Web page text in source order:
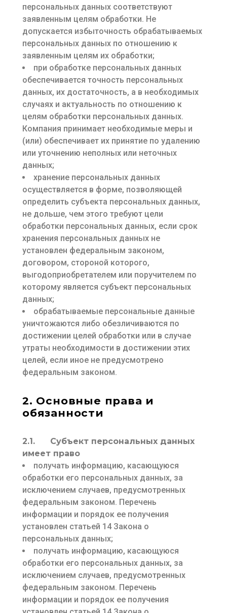
персональных данных соответствуют
заявленным целям обработки. Не
допускается избыточность обрабатываемых
персональных данных по отношению к
заявленным целям их обработки;
при обработке персональных данных
обеспечивается точность персональных
данных, их достаточность, а в необходимых
случаях и актуальность по отношению к
целям обработки персональных данных.
Компания принимает необходимые меры и
(или) обеспечивает их принятие по удалению
или уточнению неполных или неточных
данных;
хранение персональных данных
осуществляется в форме, позволяющей
определить субъекта персональных данных,
не дольше, чем этого требуют цели
обработки персональных данных, если срок
хранения персональных данных не
установлен федеральным законом,
договором, стороной которого,
выгодоприобретателем или поручителем по
которому является субъект персональных
данных;
обрабатываемые персональные данные
уничтожаются либо обезличиваются по
достижении целей обработки или в случае
утраты необходимости в достижении этих
целей, если иное не предусмотрено
федеральным законом.
2. Основные права и
обязанности
2.1. Субъект персональных данных
имеет право
получать информацию, касающуюся
обработки его персональных данных, за
исключением случаев, предусмотренных
федеральным законом. Перечень
информации и порядок ее получения
установлен статьей 14 Закона о
персональных данных;
получать информацию, касающуюся
обработки его персональных данных, за
исключением случаев, предусмотренных
федеральным законом. Перечень
информации и порядок ее получения